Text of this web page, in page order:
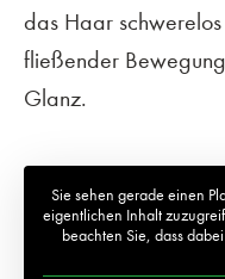
das Haar
fließender
Glanz.
Sie sehen gerade einen
eigentlichen Inhalt
beachten Sie, dass